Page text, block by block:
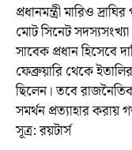
প্রধানমন্ত্রী মারিও
মোট সিনেট
সাবেক প্রধান হিসেবে
ফেব্রুয়ারি থেকে
ছিলেন। তবে
সমর্থন প্রত্যাহার করায়
সূত্র: রয়টার্স